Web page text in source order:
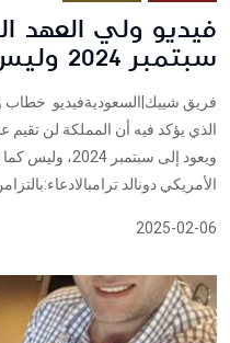
فيديو ولي العهد
سبتمبر 2024 وليس ردًا على ترامب
فريق شييك|السعوديةفيديو خطاب
الذي يؤكد فيه أن المملكة لن تقيم
ويعود إلى
الأمريكي دونالد
2025-02-06